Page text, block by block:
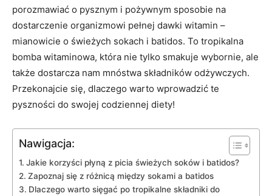
‍porozmawiać ⁣o pysznym i pożywnym sposobie na
dostarczenie organizmowi pełnej dawki‍ witamin –
mianowicie o świeżych ⁣sokach​ i⁣ batidos. To tropikalna
bomba ‍witaminowa, która nie‌ tylko⁤ smakuje⁣ wybornie, ale
także dostarcza nam mnóstwa składników ‌odżywczych.
Przekonajcie się, dlaczego warto wprowadzić te
pyszności⁤ do⁤ swojej codziennej diety!
Nawigacja:
Jakie ⁣korzyści płyną z picia świeżych ⁢soków i batidos?
Zapoznaj ⁣się z różnicą między⁣ sokami a batidos
Dlaczego warto sięgać⁢ po tropikalne składniki do